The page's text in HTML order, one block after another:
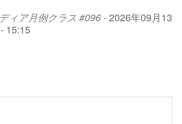
ィア月例クラス #096- 2026年09月13
15:15